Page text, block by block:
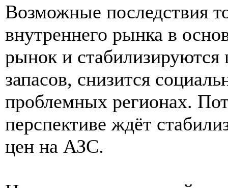
Возможные последствия
внутреннего рынка в
рынок и стабилизируются
запасов, снизится
проблемных регионах.
перспективе ждёт
цен на АЗС.